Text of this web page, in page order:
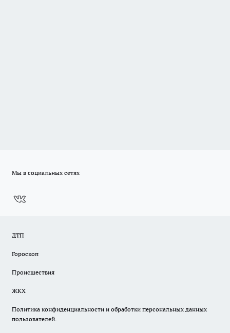
Мы в социальных сетях
ДТП
Гороскоп
Происшествия
ЖКХ
Политика конфиденциальности и обработки персональных данных
пользователей.